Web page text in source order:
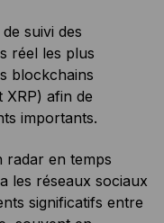
suivi des
réel les plus
blockchains
XRP) afin de
importants.
radar en temps
les réseaux sociaux
significatifs entre